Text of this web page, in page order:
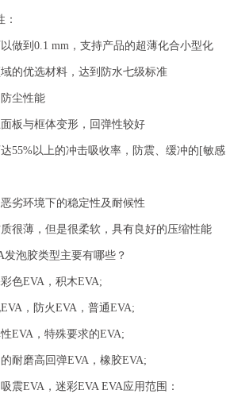
做到0.1 mm，支持产品的超薄化合小型化
的优选材料，达到防水七级标准
尘性能
板与框体变形，回弹性较好
55%以上的冲击吸收率，防震、缓冲的[敏感
劣环境下的稳定性及耐候性
很薄，但是很柔软，具有良好的压缩性能
发泡胶类型主要有哪些？
色EVA，积木EVA;
，防火EVA，普通EVA;
EVA，特殊要求的EVA;
耐磨高回弹EVA，橡胶EVA;
震EVA，迷彩EVA EVA应用范围：